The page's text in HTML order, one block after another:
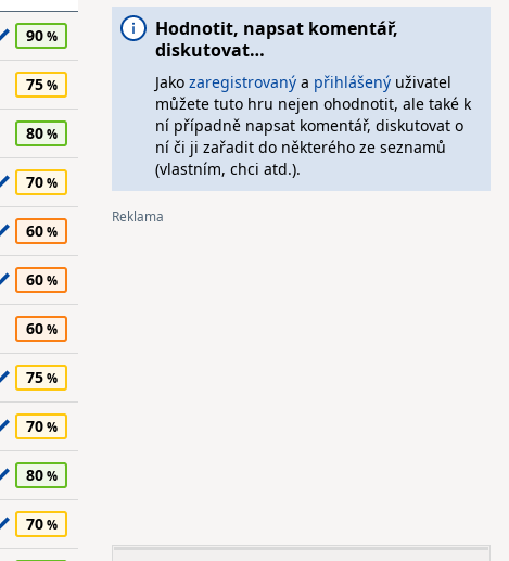
90
75
80
70
60
60
60
75
70
80
70
Hodnotit, napsat komentář,
diskutovat…
Jako zaregistrovanýa přihlášenýuživatel
můžete tuto hru nejen ohodnotit, ale také k
ní případně napsat komentář, diskutovat o
ní či ji zařadit do některého ze seznamů
(vlastním, chci atd.).